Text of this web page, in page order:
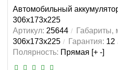
Автомобильный
306x173x225
Артикул: 25644
306x173x225
Гарантия: 12
Полярность: Прямая [+ -]